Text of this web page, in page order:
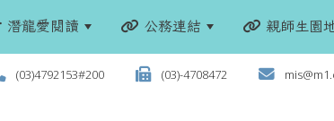
潛龍愛閱讀 公務連結 親師生園
(03)4792153#200 (03)-4708472